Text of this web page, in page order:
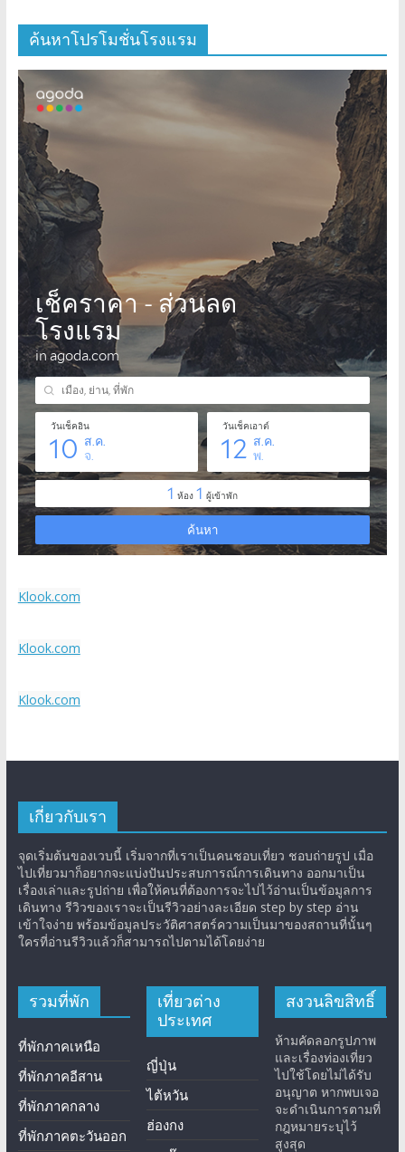
ค้นหาโปรโมชั่นโรงแรม
Klook.com
Klook.com
Klook.com
เกี่ยวกับเรา
จุดเริ่มต้นของเวบนี้ เริ่มจากที่เราเป็นคนชอบเที่ยว ชอบถ่ายรูป เมื่อ
ไปเที่ยวมาก็อยากจะแบ่งปันประสบการณ์การเดินทาง ออกมาเป็น
เรื่องเล่าและรูปถ่าย เพื่อให้คนที่ต้องการจะไปไว้อ่านเป็นข้อมูลการ
เดินทาง รีวิวของเราจะเป็นรีวิวอย่างละเอียด step by step อ่าน
เข้าใจง่าย พร้อมข้อมูลประวัติศาสตร์ความเป็นมาของสถานที่นั้นๆ
ใครที่อ่านรีวิวแล้วก็สามารถไปตามได้โดยง่าย
รวมที่พัก
ที่พักภาคเหนือ
ที่พักภาคอีสาน
ที่พักภาคกลาง
ที่พักภาคตะวันออก
เที่ยวต่าง
ประเทศ
ญี่ปุ่น
ไต้หวัน
ฮ่องกง
สงวนลิขสิทธิ์
ห้ามคัดลอกรูปภาพ
และเรื่องท่องเที่ยว
ไปใช้โดยไม่ได้รับ
อนุญาต หากพบเจอ
จะดำเนินการตามที่
กฎหมายระบุไว้
สูงสุด